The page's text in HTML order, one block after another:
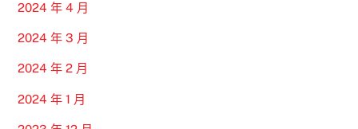
2024 年 4 月
2024 年 3 月
2024 年 2 月
2024 年 1 月